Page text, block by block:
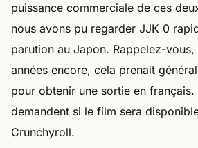
puissance commerciale de ces
nous avons pu regarder JJK 0
parution au Japon. Rappelez-
années encore, cela prenait
pour obtenir une sortie en
demandent si le film sera
Crunchyroll.